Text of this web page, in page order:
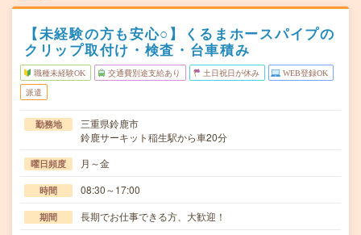
【未経験の方も安心○】くるまホースパイプの
クリップ取付け・検査・台車積み
職種未経験OK 交通費別途支給あり 土日祝日が休み WEB登録OK
派遣
勤務地
三重県鈴鹿市
鈴鹿サーキット稲生駅から車20分
曜日頻度 月～金
時間 08:30～17:00
期間 長期でお仕事できる方、大歓迎！